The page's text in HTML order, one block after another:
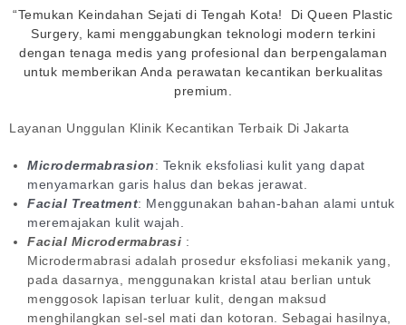
“Temukan Keindahan Sejati di Tengah Kota! Di Queen Plastic
Surgery, kami menggabungkan teknologi modern terkini
dengan tenaga medis yang profesional dan berpengalaman
untuk memberikan Anda perawatan kecantikan berkualitas
premium.
Layanan Unggulan Klinik Kecantikan Terbaik Di Jakarta
Microdermabrasion: Teknik eksfoliasi kulit yang dapat
menyamarkan garis halus dan bekas jerawat.
Facial Treatment: Menggunakan bahan-bahan alami untuk
meremajakan kulit wajah.
Facial Microdermabrasi :
Microdermabrasi adalah prosedur eksfoliasi mekanik yang,
pada dasarnya, menggunakan kristal atau berlian untuk
menggosok lapisan terluar kulit, dengan maksud
menghilangkan sel-sel mati dan kotoran. Sebagai hasilnya,